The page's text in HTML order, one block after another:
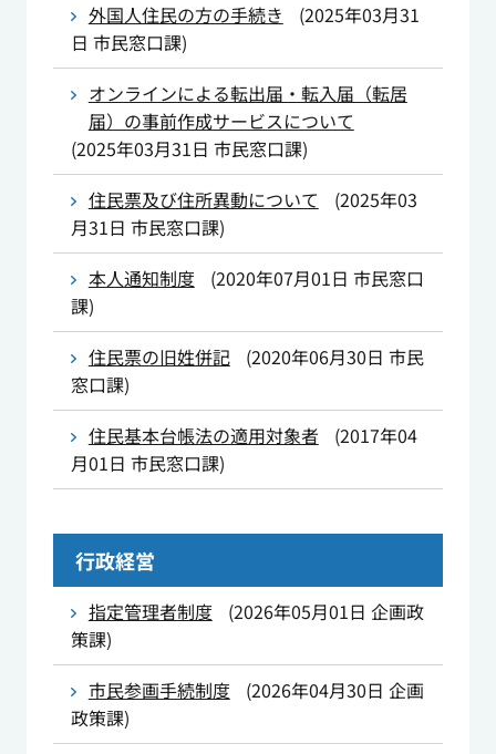
外国人住民の方の手続き
(2025年03月31
日 市民窓口課)
オンラインによる転出届・転入届（転居
届）の事前作成サービスについて
(2025年03月31日 市民窓口課)
住民票及び住所異動について
(2025年03
月31日 市民窓口課)
本人通知制度
(2020年07月01日 市民窓口
課)
住民票の旧姓併記
(2020年06月30日 市民
窓口課)
住民基本台帳法の適用対象者
(2017年04
月01日 市民窓口課)
行政経営
指定管理者制度 (2026年05月01日 企画政
策課)
市民参画手続制度
(2026年04月30日 企画
政策課)